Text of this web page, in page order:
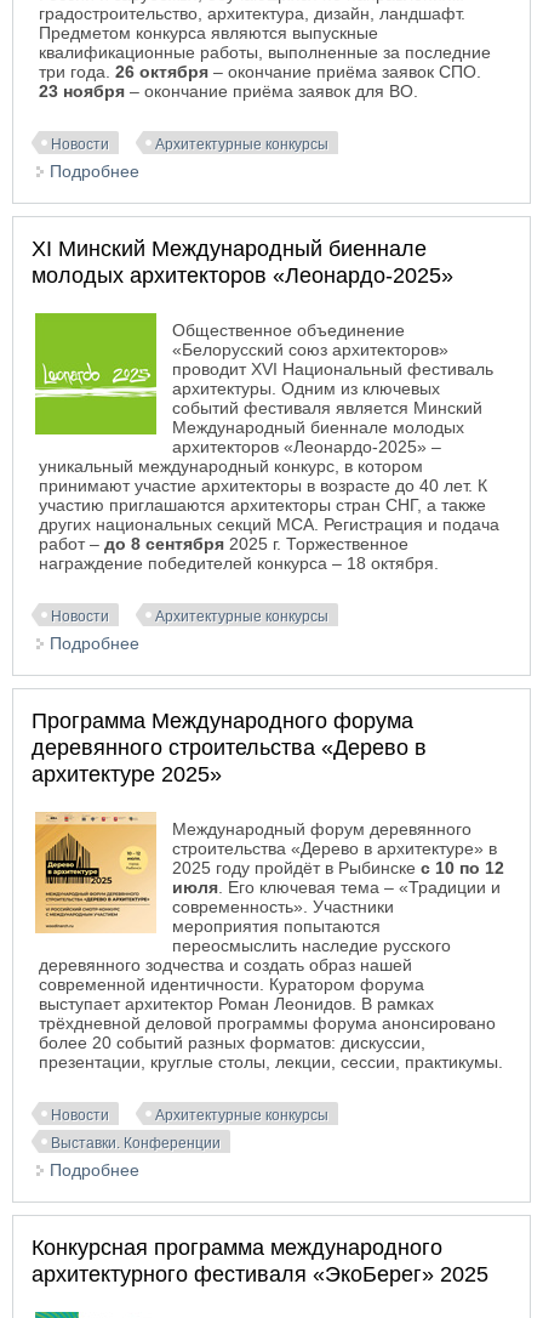
градостроительство, архитектура, дизайн, ландшафт.
Предметом конкурса являются выпускные
квалификационные работы, выполненные за последние
три года. 26 октября – окончание приёма заявок СПО.
23 ноября – окончание приёма заявок для ВО.
Новости Архитектурные конкурсы
Подробнее
XI Минский Международный биеннале
молодых архитекторов «Леонардо-2025»
Общественное объединение
«Белорусский союз архитекторов»
проводит XVI Национальный фестиваль
архитектуры. Одним из ключевых
событий фестиваля является Минский
Международный биеннале молодых
архитекторов «Леонардо-2025» –
уникальный международный конкурс, в котором
принимают участие архитекторы в возрасте до 40 лет. К
участию приглашаются архитекторы стран СНГ, а также
других национальных секций МСА. Регистрация и подача
работ – до 8 сентября 2025 г. Торжественное
награждение победителей конкурса – 18 октября.
Новости Архитектурные конкурсы
Подробнее
Программа Международного форума
деревянного строительства «Дерево в
архитектуре 2025»
Международный форум деревянного
строительства «Дерево в архитектуре» в
2025 году пройдёт в Рыбинске с 10 по 12
июля . Его ключевая тема – «Традиции и
современность». Участники
мероприятия попытаются
переосмыслить наследие русского
деревянного зодчества и создать образ нашей
современной идентичности. Куратором форума
выступает архитектор Роман Леонидов. В рамках
трёхдневной деловой программы форума анонсировано
более 20 событий разных форматов: дискуссии,
презентации, круглые столы, лекции, сессии, практикумы.
Новости
Архитектурные конкурсы
Выставки. Конференции
Подробнее
Конкурсная программа международного
архитектурного фестиваля «ЭкоБерег» 2025